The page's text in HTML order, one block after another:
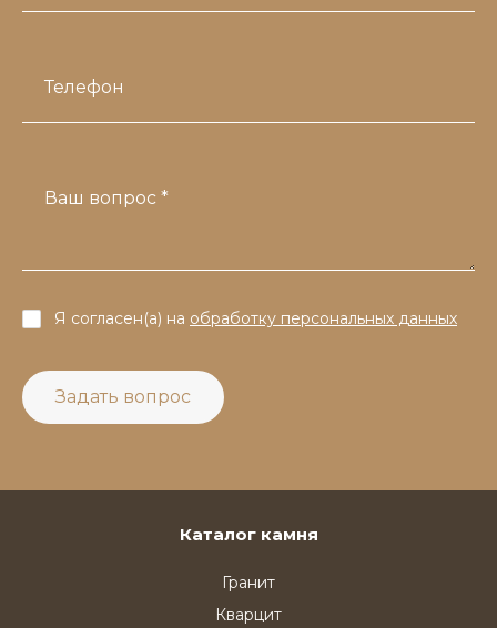
Телефон
Ваш вопрос *
Задать вопрос
Я согласен(а) на обработку персональных данных
Каталог камня
Гранит
Кварцит